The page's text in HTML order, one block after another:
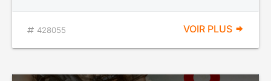
428055 VOIR PLUS